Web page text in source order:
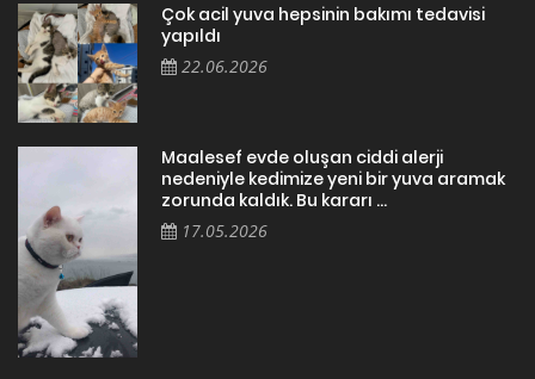
Çok acil yuva hepsinin bakımı tedavisi
yapıldı
22.06.2026
Maalesef evde oluşan ciddi alerji
nedeniyle kedimize yeni bir yuva aramak
zorunda kaldık. Bu kararı ...
17.05.2026